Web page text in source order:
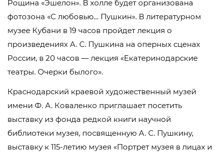
Рощина «Эшелон». В холле будет организована
фотозона «С любовью… Пушкин». В литературном
музее Кубани в 19 часов пройдет лекция о
произведениях А. С. Пушкина на оперных сценах
России, в 20 часов — лекция «Екатеринодарские
театры. Очерки былого».
Краснодарский краевой художественный музей
имени Ф. А. Коваленко приглашает посетить
выставку из фонда редкой книги научной
библиотеки музея, посвященную А. С. Пушкину,
выставку к 115-летию музея «Портрет музея в лицах и